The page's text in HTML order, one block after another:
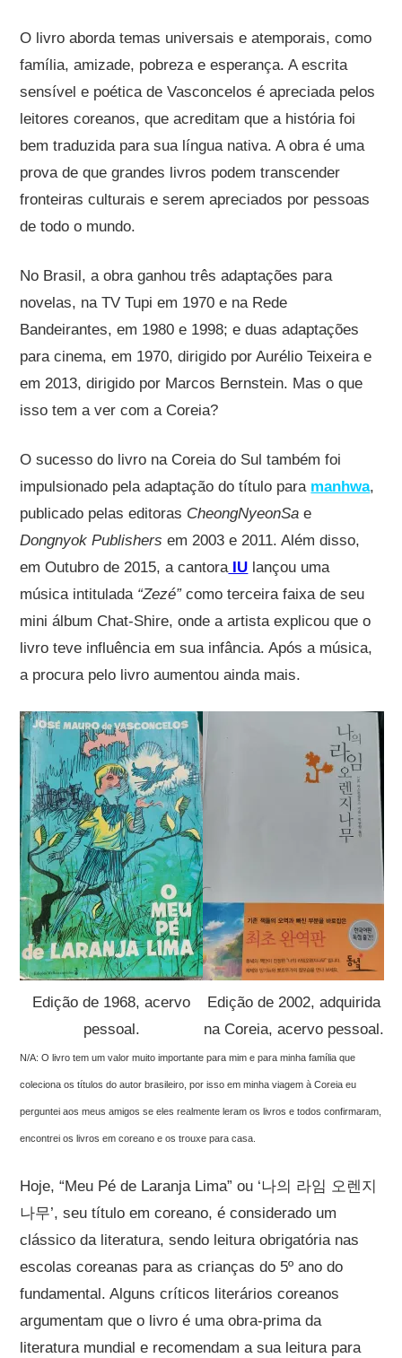
O livro aborda temas universais e atemporais, como
família, amizade, pobreza e esperança. A escrita
sensível e poética de Vasconcelos é apreciada pelos
leitores coreanos, que acreditam que a história foi
bem traduzida para sua língua nativa. A obra é uma
prova de que grandes livros podem transcender
fronteiras culturais e serem apreciados por pessoas
de todo o mundo.
No Brasil, a obra ganhou três adaptações para
novelas, na TV Tupi em 1970 e na Rede
Bandeirantes, em 1980 e 1998; e duas adaptações
para cinema, em 1970, dirigido por Aurélio Teixeira e
em 2013, dirigido por Marcos Bernstein. Mas o que
isso tem a ver com a Coreia?
O sucesso do livro na Coreia do Sul também foi
impulsionado pela adaptação do título para manhwa,
publicado pelas editoras CheongNyeonSa e
Dongnyok Publishers em 2003 e 2011. Além disso,
em Outubro de 2015, a cantoraIU lançou uma
música intitulada “Zezé”como terceira faixa de seu
mini álbum Chat-Shire, onde a artista explicou que o
livro teve influência em sua infância. Após a música,
a procura pelo livro aumentou ainda mais.
Edição de 1968, acervo
pessoal.
Edição de 2002, adquirida
na Coreia, acervo pessoal.
N/A: O livro tem um valor muito importante para mim e para minha família que
coleciona os títulos do autor brasileiro, por isso em minha viagem à Coreia eu
perguntei aos meus amigos se eles realmente leram os livros e todos confirmaram,
encontrei os livros em coreano e os trouxe para casa.
Hoje, “Meu Pé de Laranja Lima” ou ‘나의 라임 오렌지
나무’, seu título em coreano, é considerado um
clássico da literatura, sendo leitura obrigatória nas
escolas coreanas para as crianças do 5º ano do
fundamental. Alguns críticos literários coreanos
argumentam que o livro é uma obra-prima da
literatura mundial e recomendam a sua leitura para